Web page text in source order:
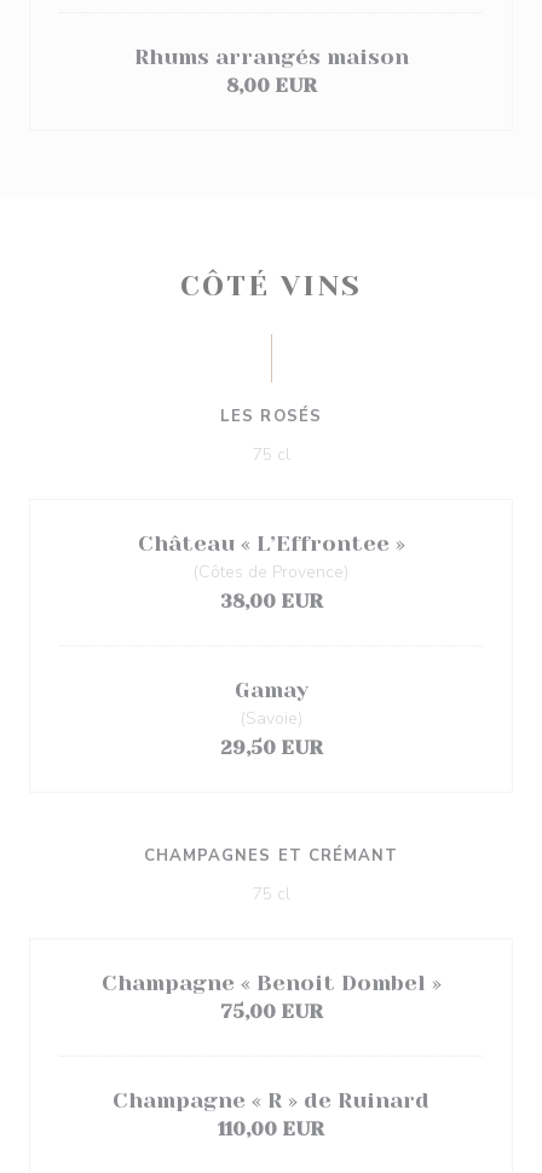
Rhums arrangés maison
8,00 EUR
CÔTÉ VINS
LES ROSÉS
75 cl
Château « L’Effrontee »
(Côtes de Provence)
38,00 EUR
Gamay
(Savoie)
29,50 EUR
CHAMPAGNES ET CRÉMANT
75 cl
Champagne « Benoit Dombel »
75,00 EUR
Champagne « R » de Ruinard
110,00 EUR